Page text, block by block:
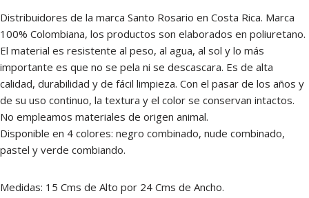
Distribuidores de la marca Santo Rosario en Costa Rica. Marca
100% Colombiana, los productos son elaborados en poliuretano.
El material es resistente al peso, al agua, al sol y lo más
importante es que no se pela ni se descascara. Es de alta
calidad, durabilidad y de fácil limpieza. Con el pasar de los años y
de su uso continuo, la textura y el color se conservan intactos.
No empleamos materiales de origen animal.
Disponible en 4 colores: negro combinado, nude combinado,
pastel y verde combiando.
Medidas: 15 Cms de Alto por 24 Cms de Ancho.